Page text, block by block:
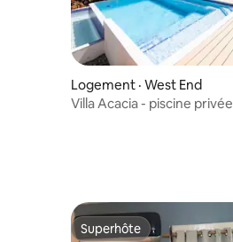
Logement · West End
Villa Acacia - piscine privée
Superhôte
Superhôte